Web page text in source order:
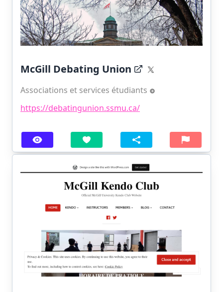
McGill Debating Union
Associations et services étudiants
https://debatingunion.ssmu.ca/